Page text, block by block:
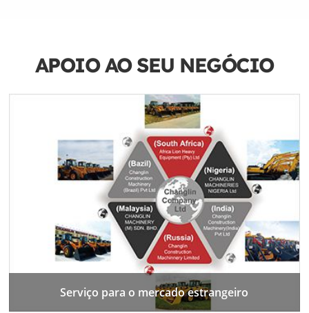
APOIO AO SEU NEGÓCIO
Serviço para o mercado estrangeiro